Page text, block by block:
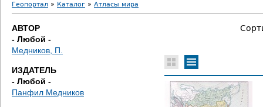
В
ы
з
д
Геопортал » Каталог » Атласы мира
АВТОР
- Любой -
Медников, П.
ИЗДАТЕЛЬ
- Любой -
Панфил Медников